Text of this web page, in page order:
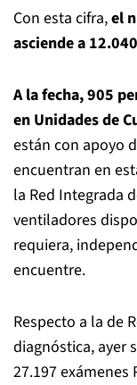
Con esta cifra,el
asciende a 12.040
A la fecha, 905
en Unidades de
están con apoyo
encuentran en
la Red Integrada
ventiladores
requiera,
encuentre.
Respecto a la de
diagnóstica, ayer
27.197 exámenes